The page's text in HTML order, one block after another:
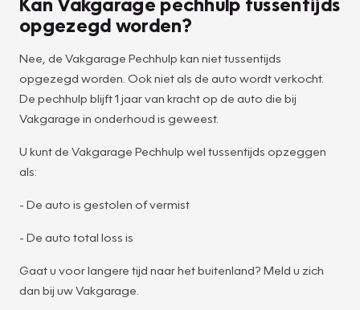
opgezegd worden?
Nee, de Vakgarage Pechhulp kan niet tussentijds
opgezegd worden. Ook niet als de auto wordt verkocht.
De pechhulp blijft 1 jaar van kracht op de auto die bij
Vakgarage in onderhoud is geweest.
U kunt de Vakgarage Pechhulp wel tussentijds opzeggen
als:
- De auto is gestolen of vermist
- De auto total loss is
Gaat u voor langere tijd naar het buitenland? Meld u zich
dan bij uw Vakgarage.